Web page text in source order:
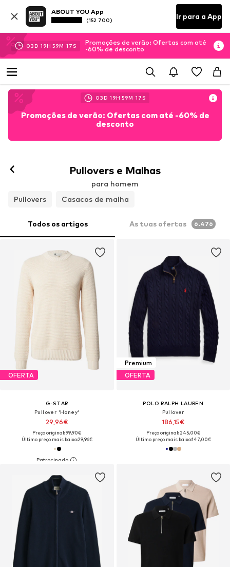
ABOUT YOU App
(152 700) Ir para a App
03D 19H 59M 14 S
Promoções de verão: Ofertas com até
-60% de desconto
03D 19H 59M 14 S
Promoções de verão: Ofertas com até -60% de
desconto
Pullovers e Malhas
para homem
Pullovers
Casacos de malha
Todos os artigos As tuas ofertas 6.476
OFERTA
G-STAR
Pullover 'Honey'
29,96€
Preço original: 99,90€
Último preço mais baixo:29,96€
Premium
OFERTA
POLO RALPH LAUREN
Pullover
186,15€
Preço original: 245,00€
Último preço mais baixo:147,00€